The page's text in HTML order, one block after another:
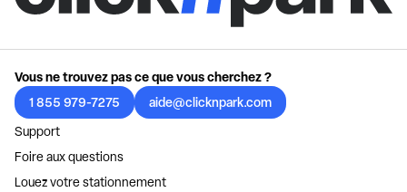
Vous ne trouvez pas ce que vous cherchez ?
1 855 979-7275
aide@clicknpark.com
Support
Foire aux questions
Louez votre stationnement